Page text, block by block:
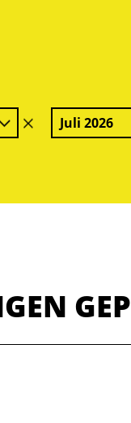
Filter
löschen
Juli 2026